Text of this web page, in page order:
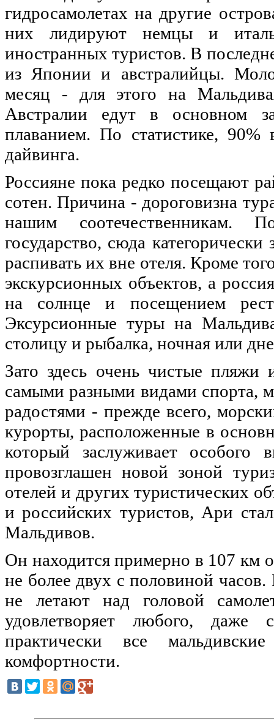
гидросамолетах на другие
них лидируют немцы и
иностранных туристов. В
из Японии и австралийцы.
месяц - для этого на
Австралии едут в основном
плаванием. По статистике,
дайвинга.
Россияне пока редко посещают
сотен. Причина - дороговизна
нашим соотечественникам.
государство, сюда
распивать их вне отеля. Кроме
экскурсионных объектов, а
на солнце и посещением
Эксурсионные туры на
столицу и рыбалка, ночная или
Зато здесь очень чистые
самыми разными видами спорта,
радостями - прежде всего,
курорты, расположенные в
который заслуживает
провозглашен новой зоной
отелей и других туристических
и российских туристов, Ари
Мальдивов.
Он находится примерно в 107 км
не более двух с половиной часов.
не летают над головой
удовлетворяет любого, даже
практически все
комфортности.